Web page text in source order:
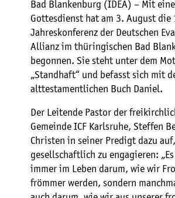
Bad Blankenburg (IDEA) – Mit
Gottesdienst hat am 3. August die
Jahreskonferenz der Deutschen
Allianz im thüringischen Bad
begonnen. Sie steht unter dem
„Standhaft“ und befasst sich mit
alttestamentlichen Buch Daniel.
Der Leitende Pastor der
Gemeinde ICF Karlsruhe, Steffen
Christen in seiner Predigt dazu
gesellschaftlich zu engagieren:
immer im Leben darum, wie wir
frömmer werden, sondern